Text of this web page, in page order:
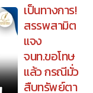
เป็นทางการ!
สรรพสามิต
แจง
จนท.ขอโทษ
แล้ว กรณีมั่ว
สืบทรัพย์ตา